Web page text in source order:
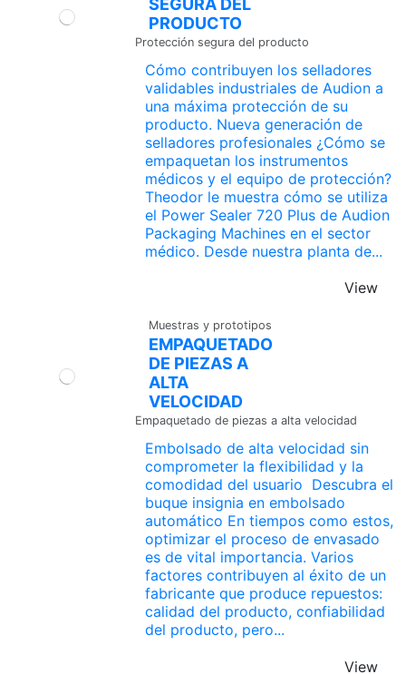
PRODUCTO
Protección segura del producto
Cómo contribuyen los selladores
validables industriales de Audion a
una máxima protección de su
producto. Nueva generación de
selladores profesionales ¿Cómo se
empaquetan los instrumentos
médicos y el equipo de protección?
Theodor le muestra cómo se utiliza
el Power Sealer 720 Plus de Audion
Packaging Machines en el sector
médico. Desde nuestra planta de...
View
Muestras y prototipos
EMPAQUETADO
DE PIEZAS A
ALTA
VELOCIDAD
Empaquetado de piezas a alta velocidad
Embolsado de alta velocidad sin
comprometer la flexibilidad y la
comodidad del usuario Descubra el
buque insignia en embolsado
automático En tiempos como estos,
optimizar el proceso de envasado
es de vital importancia. Varios
factores contribuyen al éxito de un
fabricante que produce repuestos:
calidad del producto, confiabilidad
del producto, pero...
View